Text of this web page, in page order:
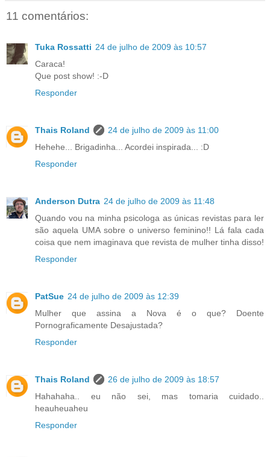
11 comentários:
Tuka Rossatti 24 de julho de 2009 às 10:57
Caraca!
Que post show! :-D
Responder
Thais Roland
24 de julho de 2009 às 11:00
Hehehe... Brigadinha... Acordei inspirada... :D
Responder
Anderson Dutra 24 de julho de 2009 às 11:48
Quando vou na minha psicologa as únicas revistas para ler
são aquela UMA sobre o universo feminino!! Lá fala cada
coisa que nem imaginava que revista de mulher tinha disso!
Responder
PatSue 24 de julho de 2009 às 12:39
Mulher que assina a Nova é o que? Doente
Pornograficamente Desajustada?
Responder
Thais Roland
26 de julho de 2009 às 18:57
Hahahaha.. eu não sei, mas tomaria cuidado..
heauheuaheu
Responder